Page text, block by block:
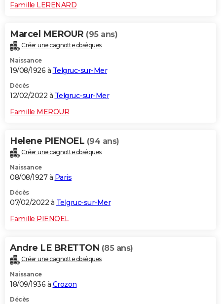
Famille LERENARD
Marcel MEROUR (95 ans)
Créer une cagnotte obsèques
Naissance
19/08/1926 à Telgruc-sur-Mer
Décès
12/02/2022 à Telgruc-sur-Mer
Famille MEROUR
Helene PIENOEL (94 ans)
Créer une cagnotte obsèques
Naissance
08/08/1927 à Paris
Décès
07/02/2022 à Telgruc-sur-Mer
Famille PIENOEL
Andre LE BRETTON (85 ans)
Créer une cagnotte obsèques
Naissance
18/09/1936 à Crozon
Décès